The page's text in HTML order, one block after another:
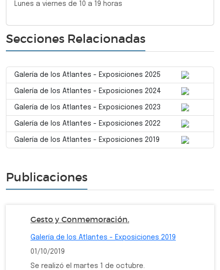
Lunes a viernes de 10 a 19 horas
Secciones Relacionadas
Galería de los Atlantes - Exposiciones 2025
Galería de los Atlantes - Exposiciones 2024
Galería de los Atlantes - Exposiciones 2023
Galería de los Atlantes - Exposiciones 2022
Galería de los Atlantes - Exposiciones 2019
Publicaciones
Gesto y Conmemoración.
Galería de los Atlantes - Exposiciones 2019
01/10/2019
Se realizó el martes 1 de octubre.